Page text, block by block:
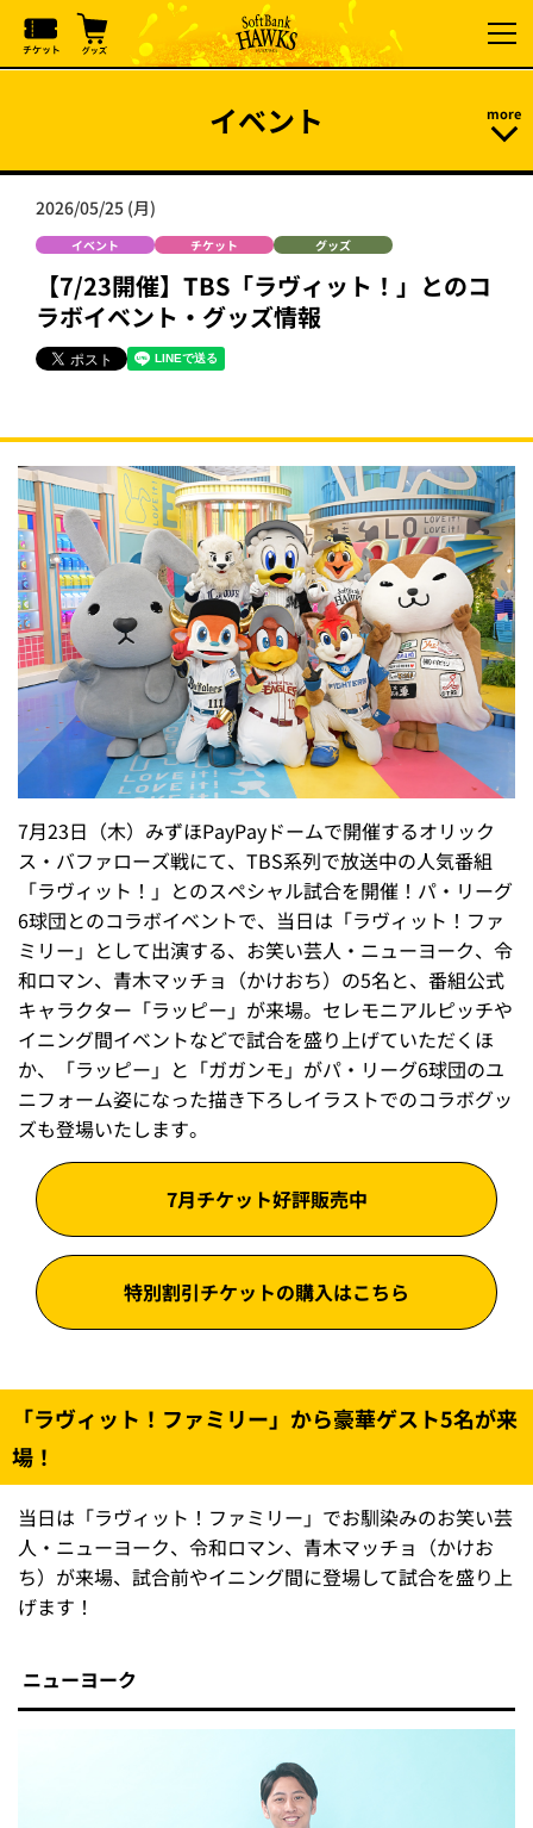
イベント
2026/05/25 (月)
イベント チケット グッズ
【7/23開催】TBS「ラヴィット！」とのコ
ラボイベント・グッズ情報
7月23日（木）みずほPayPayドームで開催するオリック
ス・バファローズ戦にて、TBS系列で放送中の人気番組
「ラヴィット！」とのスペシャル試合を開催！パ・リーグ
6球団とのコラボイベントで、当日は「ラヴィット！ファ
ミリー」として出演する、お笑い芸人・ニューヨーク、令
和ロマン、青木マッチョ（かけおち）の5名と、番組公式
キャラクター「ラッピー」が来場。セレモニアルピッチや
イニング間イベントなどで試合を盛り上げていただくほ
か、「ラッピー」と「ガガンモ」がパ・リーグ6球団のユ
ニフォーム姿になった描き下ろしイラストでのコラボグッ
ズも登場いたします。
7月チケット好評販売中
特別割引チケットの購入はこちら
「ラヴィット！ファミリー」から豪華ゲスト5名が来
場！
当日は「ラヴィット！ファミリー」でお馴染みのお笑い芸
人・ニューヨーク、令和ロマン、青木マッチョ（かけお
ち）が来場、試合前やイニング間に登場して試合を盛り上
げます！
ニューヨーク